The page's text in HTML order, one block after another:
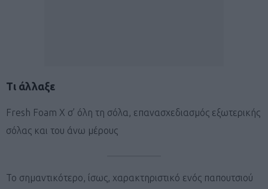
Τι άλλαξε
Fresh Foam X σ’ όλη τη σόλα, επανασχεδιασμός εξωτερικής
σόλας και του άνω μέρους
Το σημαντικότερο, ίσως, χαρακτηριστικό ενός παπουτσιού